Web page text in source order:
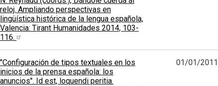
reloj. Ampliando perspectivas en
lingüística histórica de la lengua española,
Valencia: Tirant Humanidades 2014, 103-
116.
"Configuración de tipos textuales en los
inicios de la prensa española: los
anuncios". Id est, loquendi peritia.
01/01/2011